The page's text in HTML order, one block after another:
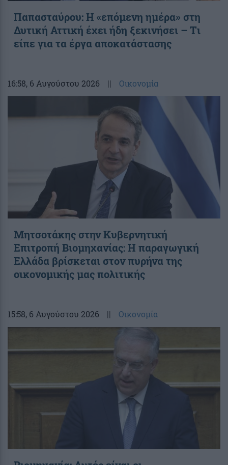
Παπασταύρου: Η «επόμενη ημέρα» στη
Δυτική Αττική έχει ήδη ξεκινήσει – Tι
είπε για τα έργα αποκατάστασης
16:58, 6 Αυγούστου 2026 || Οικονομία
Μητσοτάκης στην Κυβερνητική
Επιτροπή Βιομηχανίας: Η παραγωγική
Ελλάδα βρίσκεται στον πυρήνα της
οικονομικής μας πολιτικής
15:58, 6 Αυγούστου 2026 || Οικονομία